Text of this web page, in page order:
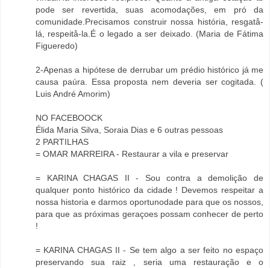
pode ser revertida, suas acomodações, em pró da
comunidade.Precisamos construir nossa história, resgatå-
lá, respeitå-la.É o legado a ser deixado. (Maria de Fátima
Figueredo)
2-Apenas a hipótese de derrubar um prédio histórico já me
causa paúra. Essa proposta nem deveria ser cogitada. (
Luis André Amorim)
NO FACEBOOCK
Élida Maria Silva, Soraia Dias e 6 outras pessoas
2 PARTILHAS
= OMAR MARREIRA - Restaurar a vila e preservar
= KARINA CHAGAS II - Sou contra a demolição de
qualquer ponto histórico da cidade ! Devemos respeitar a
nossa historia e darmos oportunodade para que os nossos,
para que as próximas geraçoes possam conhecer de perto
!
= KARINA CHAGAS II - Se tem algo a ser feito no espaço
preservando sua raiz , seria uma restauração e o